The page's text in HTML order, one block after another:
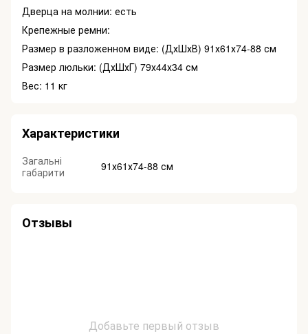
Дверца на молнии: есть
Крепежные ремни:
Размер в разложенном виде: (ДхШхВ) 91х61х74-88 см
Размер люльки: (ДхШхГ) 79х44х34 см
Вес: 11 кг
Характеристики
Загальні
габарити
91х61х74-88 см
Отзывы
Добавьте первый отзыв